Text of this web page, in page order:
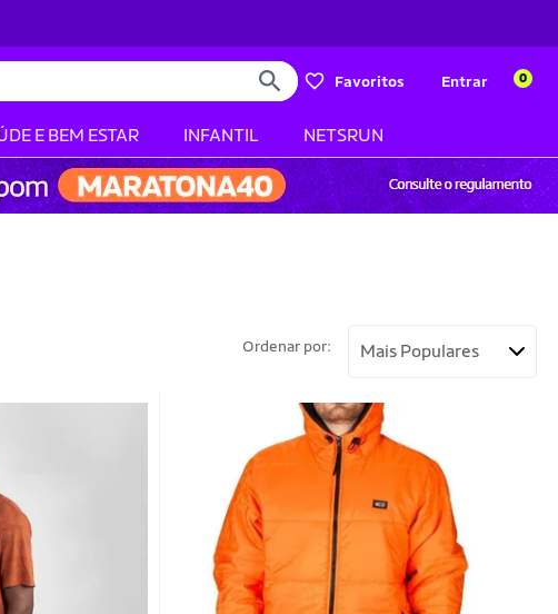
Favoritos Entrar 0
E BEM ESTAR INFANTIL NETSRUN
Ordenar por: